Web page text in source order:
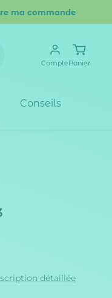
ma commande
ComptePanier
Conseils
détaillée